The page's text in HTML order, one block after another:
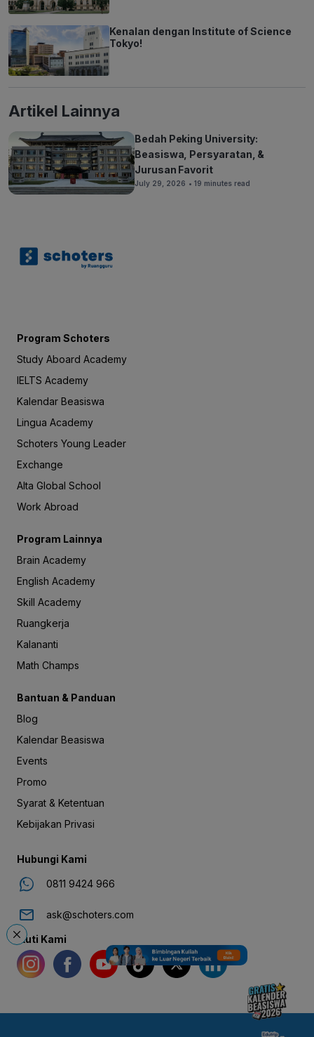
Kenalan dengan Institute of Science
Tokyo!
Artikel Lainnya
Bedah Peking University:
Beasiswa, Persyaratan, &
Jurusan Favorit
July 29, 2026 • 19 minutes read
Program Schoters
Study Aboard Academy
IELTS Academy
Kalendar Beasiswa
Lingua Academy
Schoters Young Leader
Exchange
Alta Global School
Work Abroad
Program Lainnya
Brain Academy
English Academy
Skill Academy
Ruangkerja
Kalananti
Math Champs
Bantuan & Panduan
Blog
Kalendar Beasiswa
Events
Promo
Syarat & Ketentuan
Kebijakan Privasi
Hubungi Kami
0811 9424 966
ask@schoters.com
Ikuti Kami